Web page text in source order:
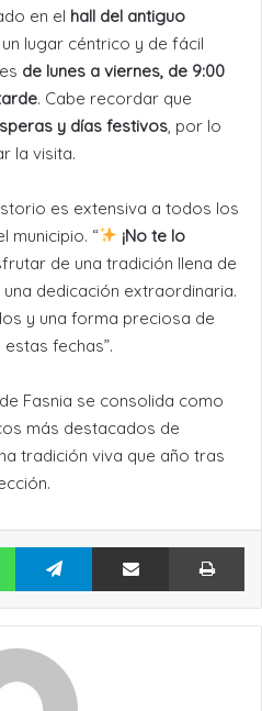
en el hall del antiguo
un lugar céntrico y de fácil
de lunes a viernes, de 9:00
. Cabe recordar que
y días festivos , por lo
la visita.
es extensiva a todos los
municipio. “
¡No te lo
de una tradición llena de
dedicación extraordinaria.
y una forma preciosa de
fechas”.
Fasnia se consolida como
más destacados de
tradición viva que año tras
WhatsApp Telegram Compartir por Email